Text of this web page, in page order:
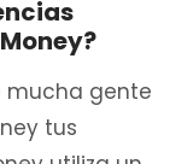
mucha gente
tus